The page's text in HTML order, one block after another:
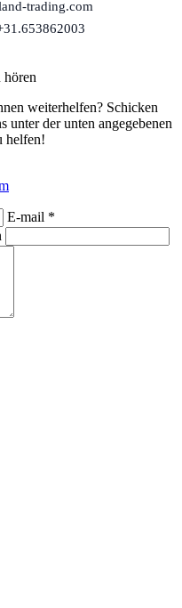
trading.com
hören
weiterhelfen? Schicken
unter der unten angegebenen
helfen!
E-mail *